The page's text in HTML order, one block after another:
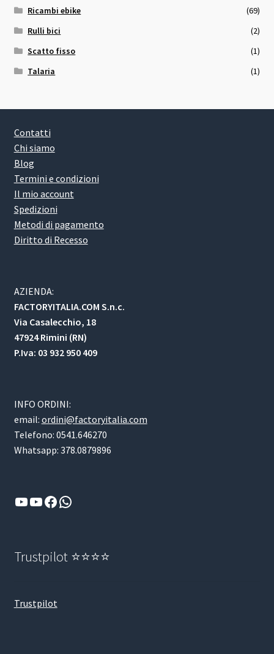
Ricambi ebike
(69)
Rulli bici
(2)
Scatto fisso
(1)
Talaria
(1)
Contatti
Chi siamo
Blog
Termini e condizioni
Il mio account
Spedizioni
Metodi di pagamento
Diritto di Recesso
AZIENDA:
FACTORYITALIA.COM S.n.c.
Via Casalecchio, 18
47924 Rimini (RN)
P.Iva: 03 932 950 409
INFO ORDINI:
email: ordini@factoryitalia.com
Telefono: 0541.646270
Whatsapp: 378.0879896
YouTube
YouTube
Facebook
WhatsApp
Trustpilot ⭐⭐⭐⭐
Trustpilot